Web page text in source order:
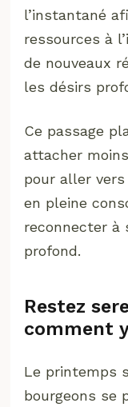
l’instantané
ressources à
de nouveaux
les désirs
Ce passage
attacher
pour aller
en pleine
reconnecter à
profond.
Restez
comment
Le printemps
bourgeons se